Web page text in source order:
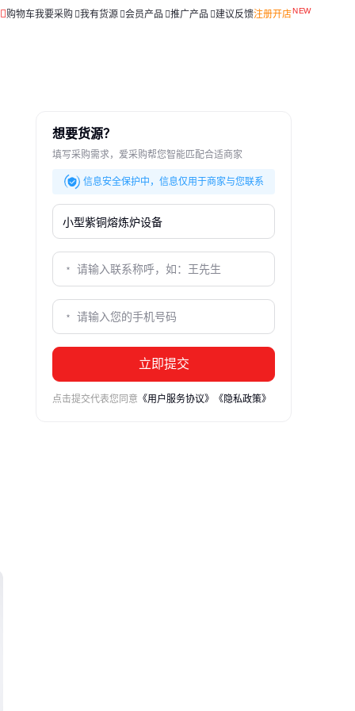
购物车我要采购 我有货源 会员产品 推广产品 建议反馈注册开店
想要货源？
填写采购需求，爱采购帮您智能匹配合适商家
信息安全保护中，信息仅用于商家与您联系
立即提交
点击提交代表您同意 《用户服务协议》 《隐私政策》